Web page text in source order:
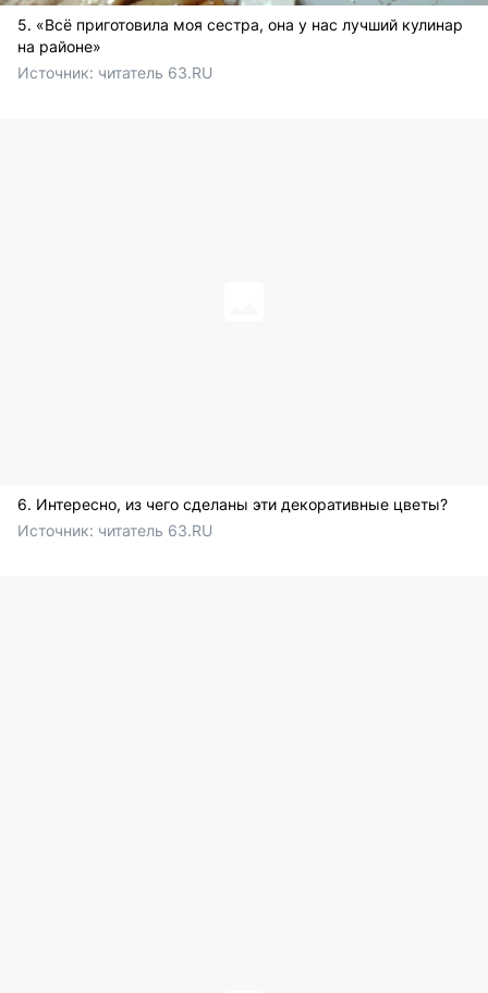
5. «Всё приготовила моя сестра, она у нас лучший кулинар
на районе»
Источник: читатель 63.RU
6. Интересно, из чего сделаны эти декоративные цветы?
Источник: читатель 63.RU